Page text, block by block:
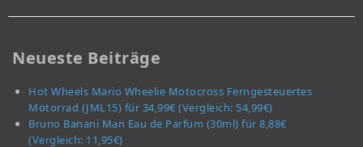
Neueste Beiträge
Hot Wheels Mario Wheelie Motocross Ferngesteuertes
Motorrad (JML15) für 34,99€ (Vergleich: 54,99€)
Bruno Banani Man Eau de Parfum (30ml) für 8,88€
(Vergleich: 11,95€)